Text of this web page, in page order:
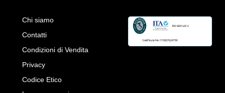
Chi siamo
Contatti
Condizioni di Vendita
Privacy
Codice Etico